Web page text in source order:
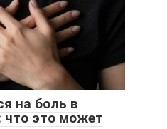
на боль в
что это может